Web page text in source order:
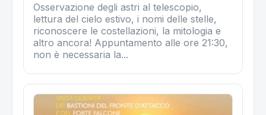
Osservazione degli astri al telescopio,
lettura del cielo estivo, i nomi delle stelle,
riconoscere le costellazioni, la mitologia e
altro ancora! Appuntamento alle ore 21:30,
non è necessaria la...